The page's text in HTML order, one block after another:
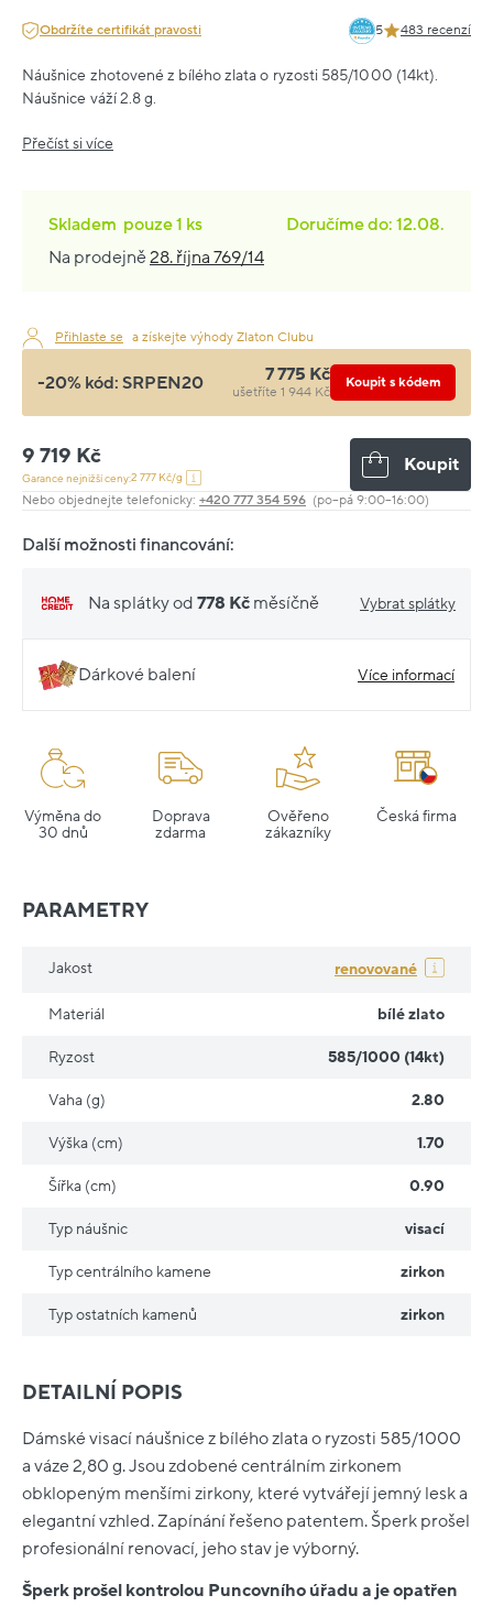
Obdržíte certifikát pravosti 5 483 recenzí
Náušnice zhotovené z bílého zlata o ryzosti 585/1000 (14kt).
Náušnice váží 2.8 g.
Přečíst si více
Skladem pouze1 ks
Doručíme do: 12.08.
Na prodejně28. října 769/14
Přihlaste se a získejte výhody Zlaton Clubu
-20% kód: SRPEN20 7 775 Kč
ušetříte 1 944 Kč
Koupit s kódem
9 719 Kč
Garance nejnižší ceny:2 777 Kč/g
Koupit
Nebo objednejte telefonicky: +420 777 354 596 (po–pá 9:00–16:00)
Další možnosti financování:
Na splátky od 778 Kč měsíčně Vybrat splátky
Dárkové balení Více informací
Výměna do
30 dnů
Doprava
zdarma
Ověřeno
zákazníky
Česká firma
DETAILNÍ POPIS
Dámské visací náušnice z bílého zlata o ryzosti 585/1000
a váze 2,80 g. Jsou zdobené centrálním zirkonem
obklopeným menšími zirkony, které vytvářejí jemný lesk a
elegantní vzhled. Zapínání řešeno patentem. Šperk prošel
profesionální renovací, jeho stav je výborný.
Šperk prošel kontrolou Puncovního úřadu a je opatřen
PARAMETRY
Jakost renovované
Materiál bílé zlato
Ryzost 585/1000 (14kt)
Vaha (g) 2.80
Výška (cm) 1.70
Šířka (cm) 0.90
Typ náušnic visací
Typ centrálního kamene zirkon
Typ ostatních kamenů zirkon